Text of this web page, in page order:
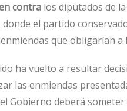
contra los diputados de
donde el partido
que obligarían
ha vuelto a resultar
las enmiendas
Gobierno deberá